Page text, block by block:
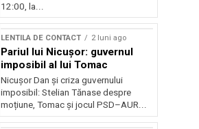
12:00, la...
LENTILA DE CONTACT 2 luni ago
Pariul lui Nicușor: guvernul
imposibil al lui Tomac
Nicușor Dan și criza guvernului
imposibil: Stelian Tănase despre
moțiune, Tomac și jocul PSD–AUR...